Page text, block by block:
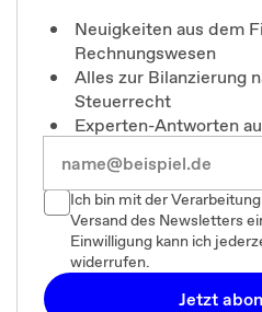
Neuigkeiten aus dem
Rechnungswesen
Alles zur Bilanzierung
Steuerrecht
Experten-Antworten
Ich bin mit der
Versand des Newsletters
Einwilligung kann ich
widerrufen.
Jetzt